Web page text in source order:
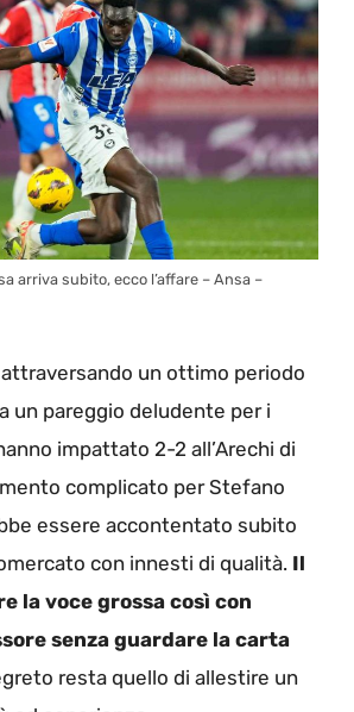
arriva subito, ecco l’affare – Ansa –
un ottimo periodo
un pareggio deludente per i
impattato 2-2 all’Arechi di
complicato per Stefano
essere accontentato subito
con innesti di qualità. Il
la voce grossa così con
senza guardare la carta
resta quello di allestire un